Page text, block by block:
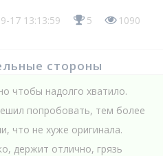
17 13:13:59 5 1090
стороны
чтобы надолго хватило.
попробовать, тем более
что не хуже оригинала.
держит отлично, грязь